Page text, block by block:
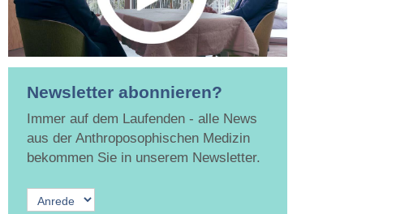
Newsletter abonnieren?
Immer auf dem Laufenden - alle News
aus der Anthroposophischen Medizin
bekommen Sie in unserem Newsletter.